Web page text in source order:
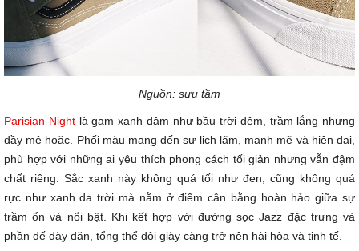
Nguồn: sưu tầm
Parisian Nightlà gam xanh đậm như bầu trời đêm, trầm lắng nhưng
đầy mê hoặc. Phối màu mang đến sự lịch lãm, mạnh mẽ và hiện đại,
phù hợp với những ai yêu thích phong cách tối giản nhưng vẫn đậm
chất riêng. Sắc xanh này không quá tối như đen, cũng không quá
rực như xanh da trời mà nằm ở điểm cân bằng hoàn hảo giữa sự
trầm ổn và nổi bật. Khi kết hợp với đường sọc Jazz đặc trưng và
phần đế dày dặn, tổng thể đôi giày càng trở nên hài hòa và tinh tế.